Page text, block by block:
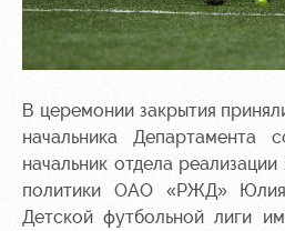
В церемонии закрытия
начальника Департамента
начальник отдела
политики ОАО «РЖД» Юлия
Детской футбольной лиги